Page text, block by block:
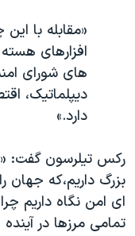
«مقابله با
افزارهای
های شورای
دیپلماتیک،
دارد.»
رکس تیلرسون گفت:
بزرگ داریم،که جهان
ای امن نگاه داریم
تمامی مرزها در